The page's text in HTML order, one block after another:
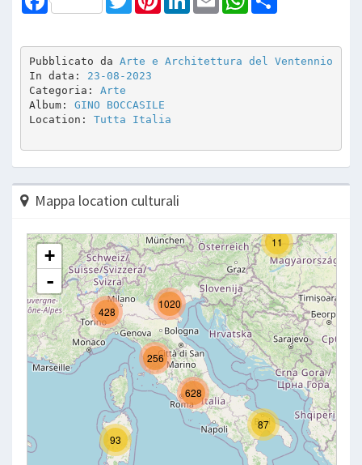
Pubblicato da Arte e Architettura del Ventennio
In data: 23-08-2023
Categoria: Arte
Album: GINO BOCCASILE
Location: Tutta Italia
Mappa location culturali